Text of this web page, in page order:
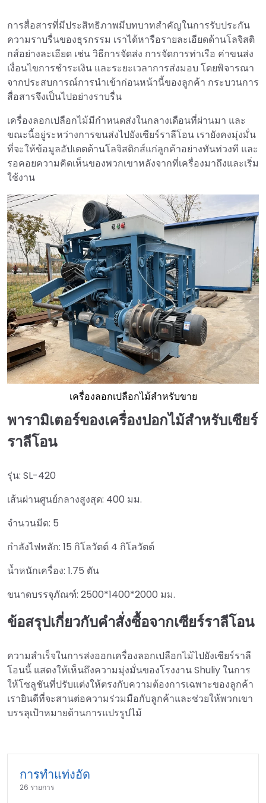
การสื่อสารที่มีประสิทธิภาพมีบทบาทสำคัญในการรับประกัน
ความราบรื่นของธุรกรรม เราได้หารือรายละเอียดด้านโลจิสติ
กส์อย่างละเอียด เช่น วิธีการจัดส่ง การจัดการท่าเรือ ค่าขนส่ง
เงื่อนไขการชำระเงิน และระยะเวลาการส่งมอบ โดยพิจารณา
จากประสบการณ์การนำเข้าก่อนหน้านี้ของลูกค้า กระบวนการ
สื่อสารจึงเป็นไปอย่างราบรื่น
เครื่องลอกเปลือกไม้มีกำหนดส่งในกลางเดือนที่ผ่านมา และ
ขณะนี้อยู่ระหว่างการขนส่งไปยังเซียร์ราลีโอน เรายังคงมุ่งมั่น
ที่จะให้ข้อมูลอัปเดตด้านโลจิสติกส์แก่ลูกค้าอย่างทันท่วงที และ
รอคอยความคิดเห็นของพวกเขาหลังจากที่เครื่องมาถึงและเริ่ม
ใช้งาน
เครื่องลอกเปลือกไม้สำหรับขาย
พารามิเตอร์ของเครื่องปอกไม้สำหรับเซียร์
ราลีโอน
รุ่น: SL-420
เส้นผ่านศูนย์กลางสูงสุด: 400 มม.
จำนวนมีด: 5
กำลังไฟหลัก: 15 กิโลวัตต์ 4 กิโลวัตต์
น้ำหนักเครื่อง: 1.75 ตัน
ขนาดบรรจุภัณฑ์: 2500*1400*2000 มม.
ข้อสรุปเกี่ยวกับคำสั่งซื้อจากเซียร์ราลีโอน
ความสำเร็จในการส่งออกเครื่องลอกเปลือกไม้ไปยังเซียร์ราลี
โอนนี้ แสดงให้เห็นถึงความมุ่งมั่นของโรงงาน Shuliy ในการ
ให้โซลูชันที่ปรับแต่งให้ตรงกับความต้องการเฉพาะของลูกค้า
เรายินดีที่จะสานต่อความร่วมมือกับลูกค้าและช่วยให้พวกเขา
บรรลุเป้าหมายด้านการแปรรูปไม้
การทำแท่งอัด
26 รายการ